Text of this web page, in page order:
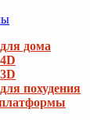
дома
похудения